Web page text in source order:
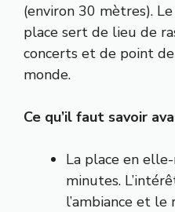
(environ 30 mètres).
place sert de lieu de
concerts et de point
monde.
Ce qu’il faut savoir
La place en
minutes.
l’ambiance et